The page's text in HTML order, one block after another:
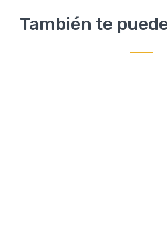
También te